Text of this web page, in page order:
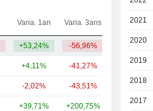
Varia. 1an Varia. 3ans Capi.($)
+53,24% -56,96%
+4,11% -41,27%
-2,02% -43,51%
+39,71% +200,75%
2021
2020
2019
2018
2017